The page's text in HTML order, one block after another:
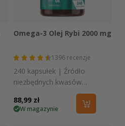
Omega-3 Olej Rybi 2000 mg
1396 recenzje
240 kapsułek | Źródło
niezbędnych kwasów
tłuszczowych: 660 mg
EPA i 440 mg DHA
Cena
regularna
88,99 zł
W magazynie